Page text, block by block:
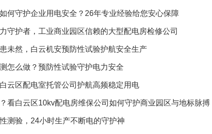
何守护企业用电安全？26年专业经验给您安心保障
守护者，工业商业园区信赖的大型配电房检修公司
未然，白云机安预防性试验护航安全生产
怎么做？预防性试验守护电力安全
云区配电室托管公司护航高频稳定用电
看白云区10kv配电房维保公司如何守护商业园区与地标脉搏
测验，24小时生产不断电的守护神